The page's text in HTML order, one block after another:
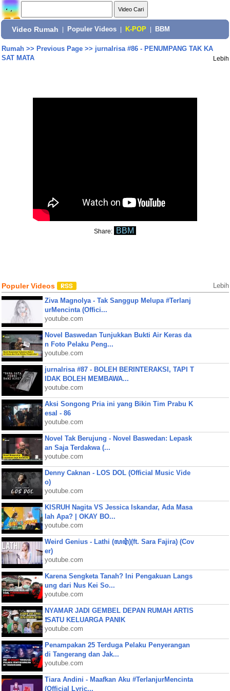
Video Rumah Populer Videos K-POP BBM
Rumah>> Previous Page>> jurnalrisa #86 - PENUMPANG TAK KA
SAT MATA
Lebih
Share: BBM
Populer Videos Lebih
Ziva Magnolya - Tak Sanggup Melupa #Terlanj
urMencinta (Offici...
youtube.com
Novel Baswedan Tunjukkan Bukti Air Keras da
n Foto Pelaku Peng...
youtube.com
jurnalrisa #87 - BOLEH BERINTERAKSI, TAPI T
IDAK BOLEH MEMBAWA...
youtube.com
Aksi Songong Pria ini yang Bikin Tim Prabu K
esal - 86
youtube.com
Novel Tak Berujung - Novel Baswedan: Lepask
an Saja Terdakwa (...
youtube.com
Denny Caknan - LOS DOL (Official Music Vide
o)
youtube.com
KISRUH Nagita VS Jessica Iskandar, Ada Masa
lah Apa? | OKAY BO...
youtube.com
Weird Genius - Lathi (ꦭꦛꦶ)(ft. Sara Fajira) (Cov
er)
youtube.com
Karena Sengketa Tanah? Ini Pengakuan Langs
ung dari Nus Kei So...
youtube.com
NYAMAR JADI GEMBEL DEPAN RUMAH ARTIS
❗SATU KELUARGA PANIK
youtube.com
Penampakan 25 Terduga Pelaku Penyerangan
di Tangerang dan Jak...
youtube.com
Tiara Andini - Maafkan Aku #TerlanjurMencinta
(Official Lyric...